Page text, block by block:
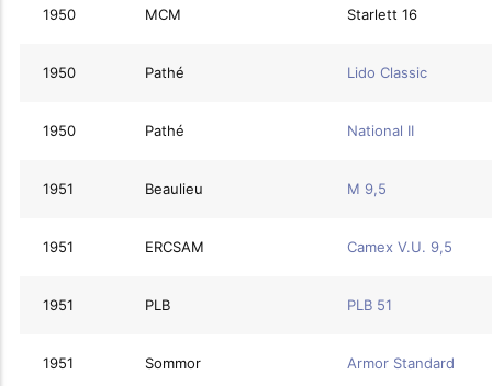
1950 MCM Starlett 16
1950 Pathé Lido Classic
1950 Pathé National II
1951 Beaulieu M 9,5
1951 ERCSAM Camex V.U. 9,5
1951 PLB PLB 51
1951 Sommor Armor Standard